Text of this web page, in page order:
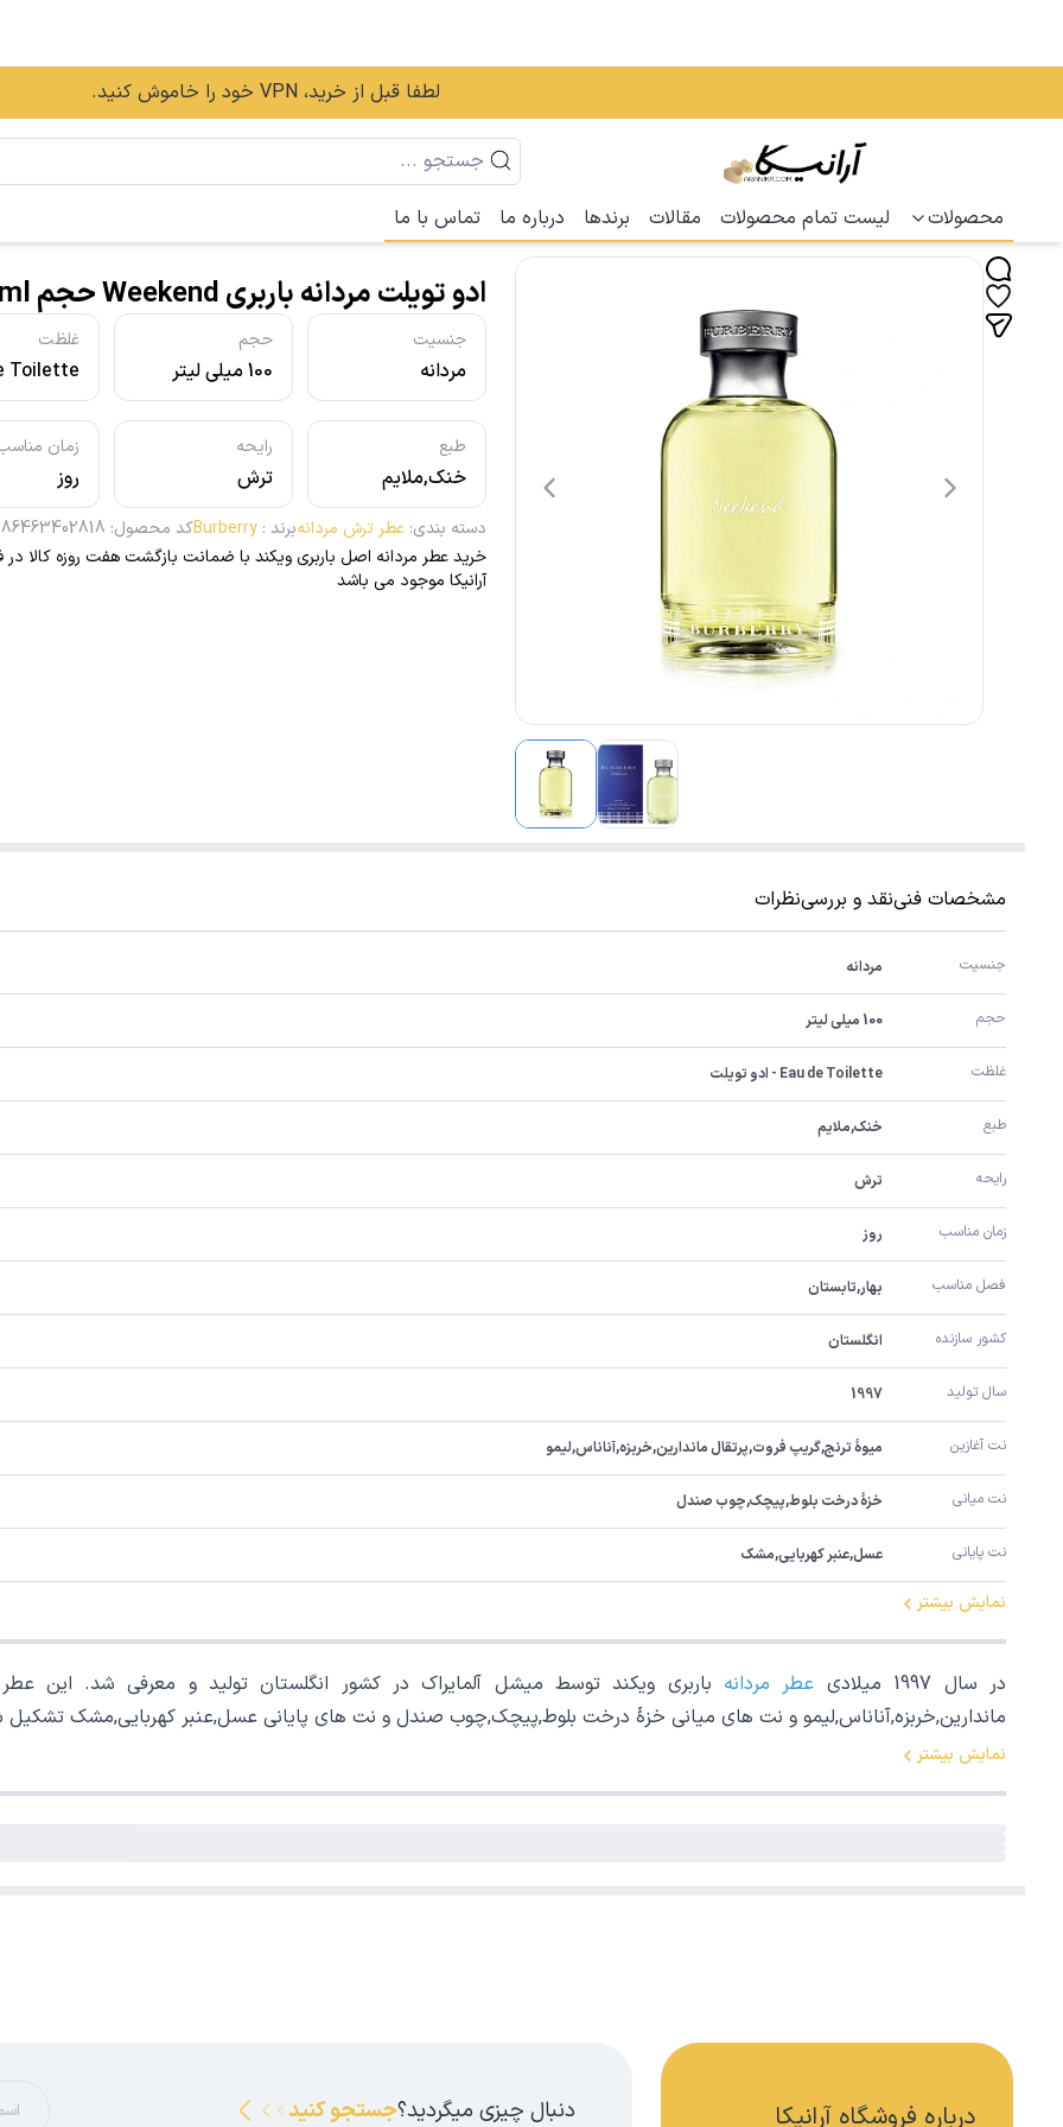
لطفا قبل از خرید، VPN خود را خاموش کنید.
محصولات لیست تمام محصولات مقالات برندها درباره ما تماس با ما
ادو تویلت مردانه باربری Weekend حجم 100ml
جنسیت
مردانه
حجم
100 میلی لیتر
غلظت
Toilette
- ادو
طبع
خنک,ملایم
رایحه
ترش
زمان
روز
دسته بندی: عطر ترش مردانهبرند :
Burberryکد محصول:
خرید عطر مردانه اصل باربری ویکند با ضمانت بازگشت هفت روزه کالا در
آرانیکا موجود می باشد
مشخصات فنینقد و بررسینظرات
جنسیت مردانه
حجم 100 میلی لیتر
غلظت Eau de Toilette - ادو تویلت
طبع خنک,ملایم
رایحه ترش
زمان مناسب روز
فصل مناسب بهار,تابستان
کشور سازنده انگلستان
سال تولید 1997
نت آغازین میوۀ ترنج,گریپ فروت,پرتقال ماندارین,خربزه,آناناس,لیمو
نت میانی خزۀ درخت بلوط,پیچک,چوب صندل
نت پایانی عسل,عنبر کهربایی,مشک
نمایش بیشتر
در سال 1997 میلادی عطر مردانه باربری ویکند توسط میشل آلمایراک در کشور انگلستان تولید و معرفی شد. این
ماندارین,خربزه,آناناس,لیمو و نت های میانی خزۀ درخت بلوط,پیچک,چوب صندل و نت های پایانی عسل,عنبر کهربایی,مشک
نمایش بیشتر
درباره فروشگاه آرانیکا دنبال چیزی میگردید؟جستجو کنید